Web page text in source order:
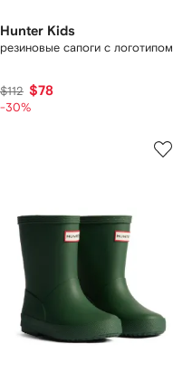
Hunter Kids
резиновые сапоги с логотипом
$112 $78
-30%